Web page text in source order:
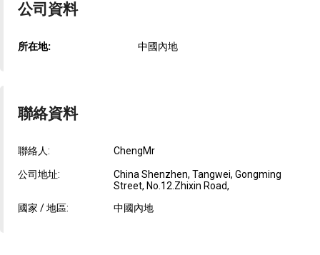
公司資料
所在地: 中國內地
聯絡資料
聯絡人: ChengMr
公司地址:
China Shenzhen, Tangwei, Gongming
Street, No.12.Zhixin Road,
國家 / 地區:
中國內地